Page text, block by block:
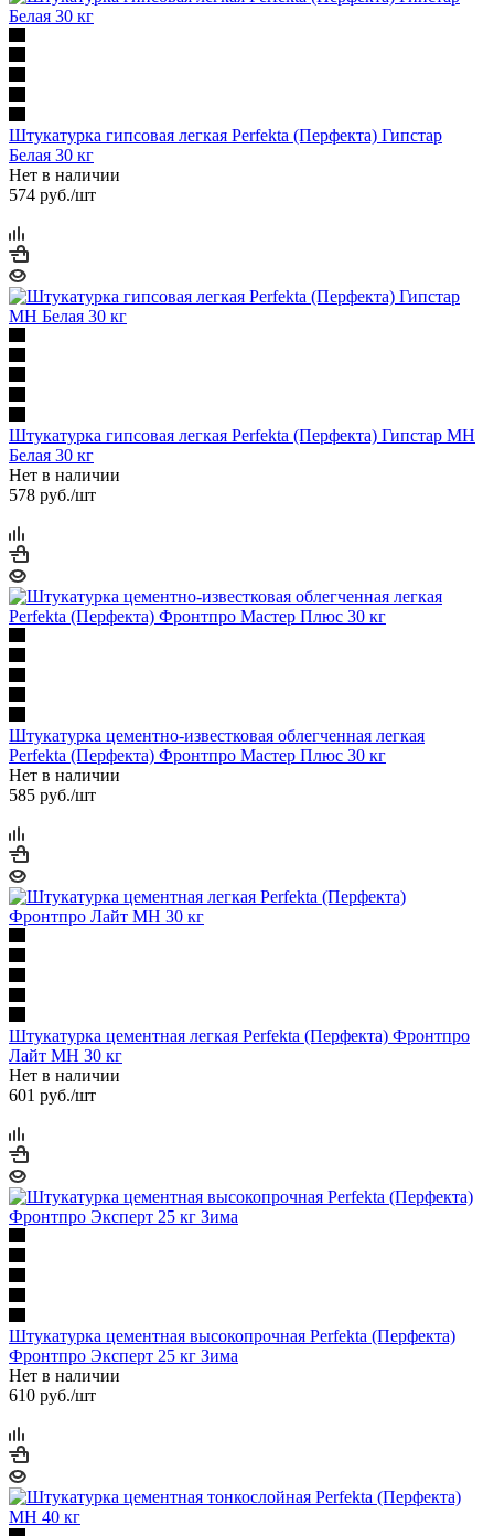
Штукатурка гипсовая легкая Perfekta (Перфекта) Гипстар
Белая 30 кг
Нет в наличии
574 руб./шт
Штукатурка гипсовая легкая Perfekta (Перфекта) Гипстар МН
Белая 30 кг
Нет в наличии
578 руб./шт
Штукатурка цементно-известковая облегченная легкая
Perfekta (Перфекта) Фронтпро Мастер Плюс 30 кг
Нет в наличии
585 руб./шт
Штукатурка цементная легкая Perfekta (Перфекта) Фронтпро
Лайт МН 30 кг
Нет в наличии
601 руб./шт
Штукатурка цементная высокопрочная Perfekta (Перфекта)
Фронтпро Эксперт 25 кг Зима
Нет в наличии
610 руб./шт